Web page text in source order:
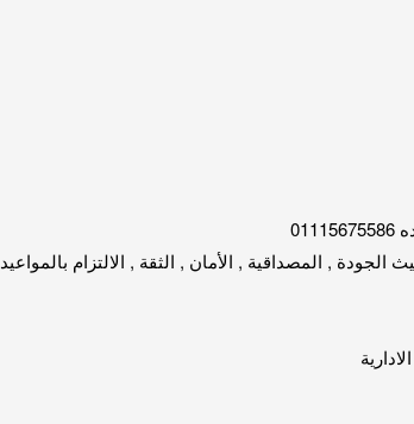
, الأمان , الثقة , الالتزام بالمواعيد 01115675586